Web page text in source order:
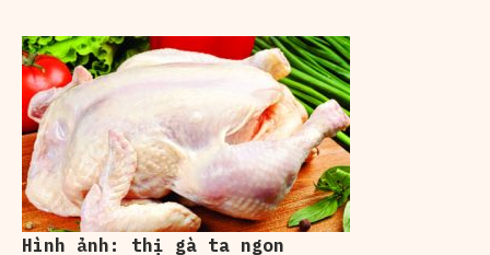
Hình ảnh: thị gà ta ngon